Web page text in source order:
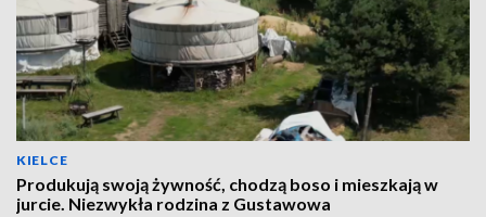
KIELCE
Produkują swoją żywność, chodzą boso i mieszkają w
jurcie. Niezwykła rodzina z Gustawowa